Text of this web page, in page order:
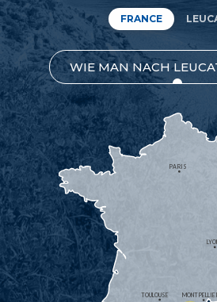
FRANCE
WIE MAN NACH
TOULOUSE
PARIS